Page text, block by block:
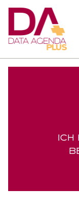
Suchfeld
ICH